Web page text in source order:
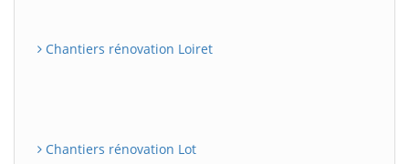
Chantiers rénovation Loiret
Chantiers rénovation Lot